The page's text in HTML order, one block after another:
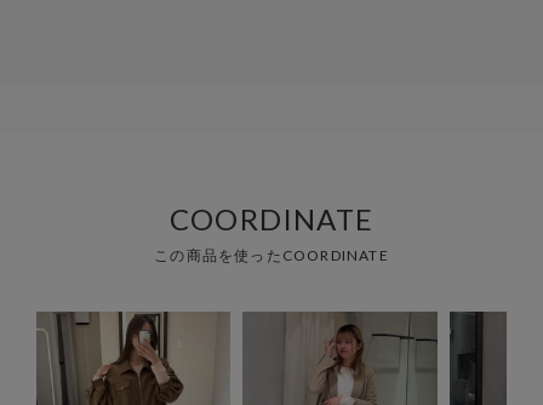
COORDINATE
この商品を使ったCOORDINATE